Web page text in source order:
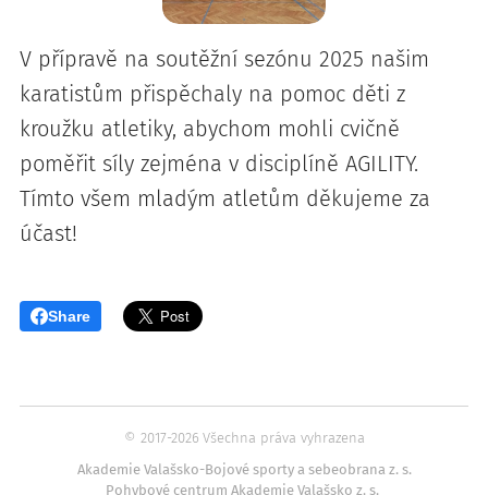
V přípravě na soutěžní sezónu 2025 našim
karatistům přispěchaly na pomoc děti z
kroužku atletiky, abychom mohli cvičně
poměřit síly zejména v disciplíně AGILITY.
Tímto všem mladým atletům děkujeme za
účast!
Share
© 2017-2026 Všechna práva vyhrazena
Akademie Valašsko-Bojové sporty a sebeobrana z. s.
Pohybové centrum Akademie Valašsko z. s.